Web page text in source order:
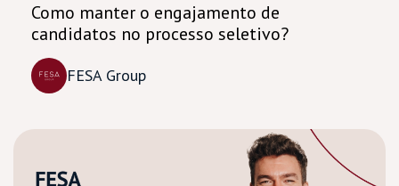
Como manter o engajamento de
candidatos no processo seletivo?
FESA Group